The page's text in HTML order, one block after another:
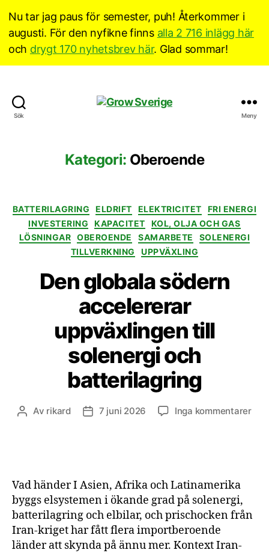
Nu tar jag paus för semester, puh! Återkommer i
augusti. För den nyfikne finns alla 2 716 inlägg här
och drygt 170 nyhetsbrev här. Glad sommar!
Sök Meny
Kategori: Oberoende
Kategorier
BATTERILAGRING ELDRIFT ELEKTRICITET
FRI ENERGI
INVESTERING
KAPACITET
KOL, OLJA OCH GAS
LÖSNINGAR
OBEROENDE SAMARBETE
SOLENERGI
TILLVERKNING
UPPVÄXLING
Den globala södern
accelererar
uppväxlingen till
solenergi och
batterilagring
Inläggsförfattare
Av rikard Inläggsdatum
7 juni 2026 Inga kommentarertill
och
Vad händer I Asien, Afrika och Latinamerika
byggs elsystemen i ökande grad på solenergi,
batterilagring och elbilar, och prischocken från
Iran-kriget har fått flera importberoende
länder att skynda på ännu mer. Kontext Iran-